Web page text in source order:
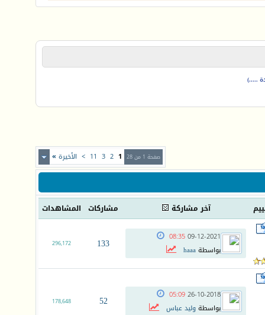
.....)
صفحة 1 من 28 1
2
3
11
> الأخيرة »
آخر مشاركة مشاركات المشاهدات
09-12-2021
08:35
بواسطةhaaa
133
296,172
26-10-2018
05:09
بواسطةوليد عباس 52
178,648